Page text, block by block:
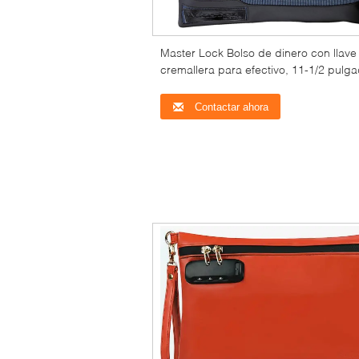
Master Lock Bolso de dinero con llave
cremallera para efectivo, 11-1/2
Contactar ahora